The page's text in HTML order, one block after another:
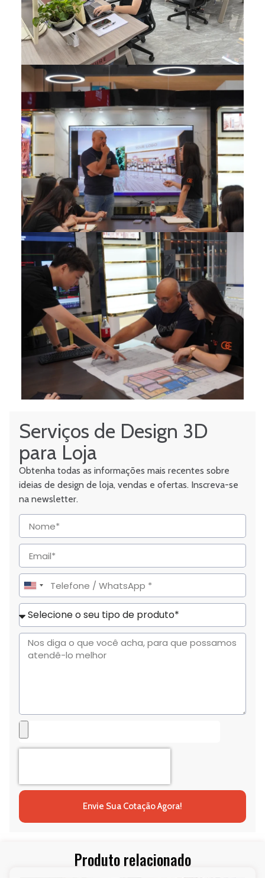
Serviços de Design 3D
para Loja
Obtenha todas as informações mais recentes sobre
ideias de design de loja, vendas e ofertas. Inscreva-se
na newsletter.
United
States
+1
Envie Sua Cotação Agora!
Produto relacionado